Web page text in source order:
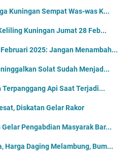
Kuningan Sempat Was-was K...
Kuningan Jumat 28 Feb...
2025: Jangan Menambah...
Solat Sudah Menjad...
Api Saat Terjadi...
Diskatan Gelar Rakor
Pengabdian Masyarak Bar...
Harga Daging Melambung, Bum...